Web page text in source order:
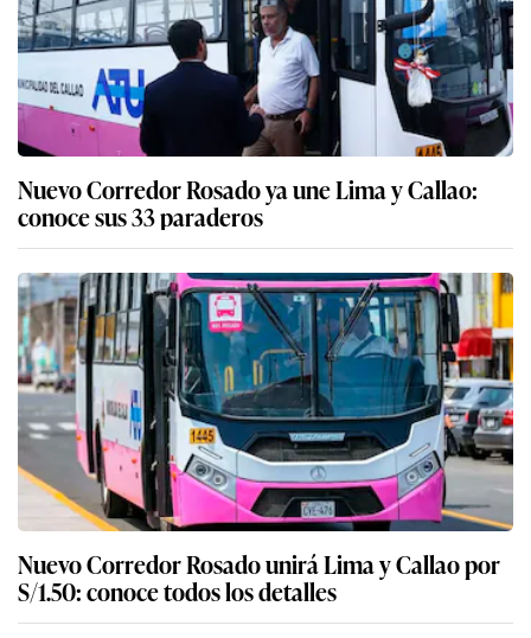
Nuevo Corredor Rosado ya une Lima y Callao:
conoce sus 33 paraderos
Nuevo Corredor Rosado unirá Lima y Callao por
S/1.50: conoce todos los detalles